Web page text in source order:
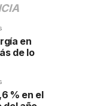
en
de lo
% en el